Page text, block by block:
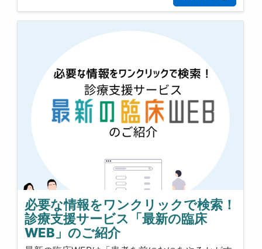
必要な情報をワンクリックで検索！
診療支援サービス「最新の臨床
WEB」のご紹介